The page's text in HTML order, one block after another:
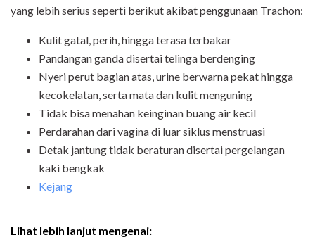
yang lebih serius seperti berikut akibat penggunaan Trachon:
Kulit gatal, perih, hingga terasa terbakar
Pandangan ganda disertai telinga berdenging
Nyeri perut bagian atas, urine berwarna pekat hingga
kecokelatan, serta mata dan kulit menguning
Tidak bisa menahan keinginan buang air kecil
Perdarahan dari vagina di luar siklus menstruasi
Detak jantung tidak beraturan disertai pergelangan
kaki bengkak
Kejang
Lihat lebih lanjut mengenai: